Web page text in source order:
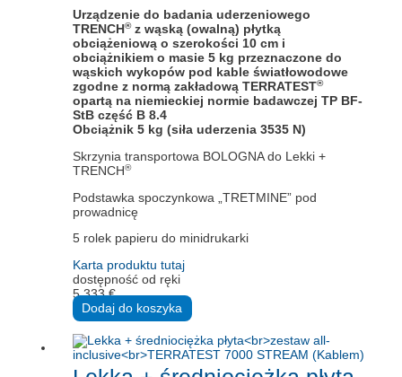
Urządzenie do badania uderzeniowego
TRENCH®z wąską (owalną) płytką
obciążeniową o szerokości 10 cm i
obciążnikiem o masie 5 kg przeznaczone do
wąskich wykopów pod kable światłowodowe
zgodne z normą zakładową TERRATEST®
opartą na niemieckiej normie badawczej TP BF-
StB część B 8.4
Obciążnik 5 kg (siła uderzenia 3535 N)
Skrzynia transportowa BOLOGNA do Lekki +
TRENCH®
Podstawka spoczynkowa „TRETMINE” pod
prowadnicę
5 rolek papieru do minidrukarki
Karta produktu tutaj
dostępność od ręki
5.333€
Dodaj do koszyka